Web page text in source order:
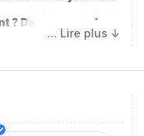
? Dans un monde
sont plus qu’un
— cet allié